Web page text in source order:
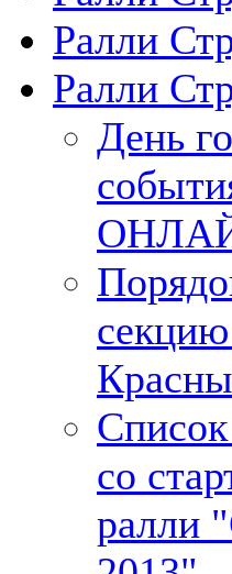
Ралли
Ралли
День
со
ралли